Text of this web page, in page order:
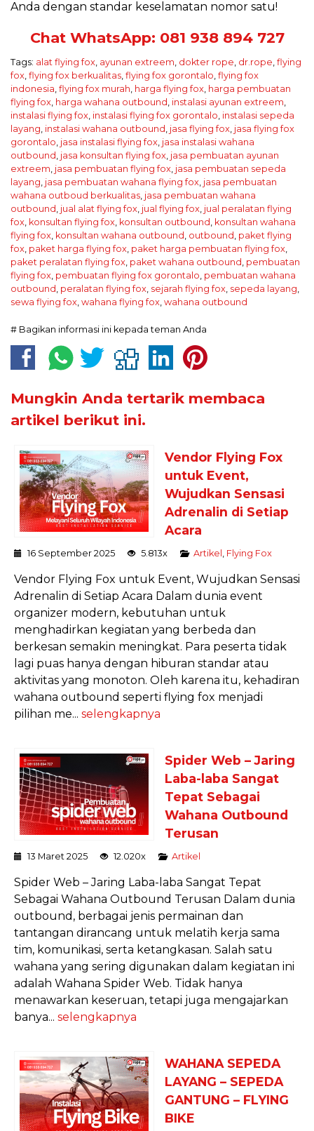
Anda dengan standar keselamatan nomor satu!
Chat WhatsApp: 081 938 894 727
Tags: alat flying fox, ayunan extreem, dokter rope, dr.rope, flying
fox, flying fox berkualitas, flying fox gorontalo, flying fox
indonesia, flying fox murah, harga flying fox, harga pembuatan
flying fox, harga wahana outbound , instalasi ayunan extreem,
instalasi flying fox, instalasi flying fox gorontalo, instalasi sepeda
layang, instalasi wahana outbound , jasa flying fox, jasa flying fox
gorontalo, jasa instalasi flying fox, jasa instalasi wahana
outbound , jasa konsultan flying fox, jasa pembuatan ayunan
extreem, jasa pembuatan flying fox, jasa pembuatan sepeda
layang, jasa pembuatan wahana flying fox, jasa pembuatan
wahana outboud berkualitas, jasa pembuatan wahana
outbound , jual alat flying fox, jual flying fox, jual peralatan flying
fox, konsultan flying fox, konsultan outbound , konsultan wahana
flying fox, konsultan wahana outbound , outbound , paket flying
fox, paket harga flying fox, paket harga pembuatan flying fox,
paket peralatan flying fox, paket wahana outbound , pembuatan
flying fox, pembuatan flying fox gorontalo, pembuatan wahana
outbound , peralatan flying fox, sejarah flying fox, sepeda layang,
sewa flying fox, wahana flying fox, wahana outbound
# Bagikan informasi ini kepada teman Anda
Mungkin Anda tertarik membaca
artikel berikut ini.
Vendor Flying Fox
untuk Event,
Wujudkan Sensasi
Adrenalin di Setiap
Acara
16 September 2025 5.813x Artikel , Flying Fox
Vendor Flying Fox untuk Event, Wujudkan Sensasi
Adrenalin di Setiap Acara Dalam dunia event
organizer modern, kebutuhan untuk
menghadirkan kegiatan yang berbeda dan
berkesan semakin meningkat. Para peserta tidak
lagi puas hanya dengan hiburan standar atau
aktivitas yang monoton. Oleh karena itu, kehadiran
wahana outbound seperti flying fox menjadi
pilihan me... selengkapnya
Spider Web – Jaring
Laba-laba Sangat
Tepat Sebagai
Wahana Outbound
Terusan
13 Maret 2025 12.020x Artikel
Spider Web – Jaring Laba-laba Sangat Tepat
Sebagai Wahana Outbound Terusan Dalam dunia
outbound, berbagai jenis permainan dan
tantangan dirancang untuk melatih kerja sama
tim, komunikasi, serta ketangkasan. Salah satu
wahana yang sering digunakan dalam kegiatan ini
adalah Wahana Spider Web. Tidak hanya
menawarkan keseruan, tetapi juga mengajarkan
banya... selengkapnya
WAHANA SEPEDA
LAYANG – SEPEDA
GANTUNG – FLYING
BIKE